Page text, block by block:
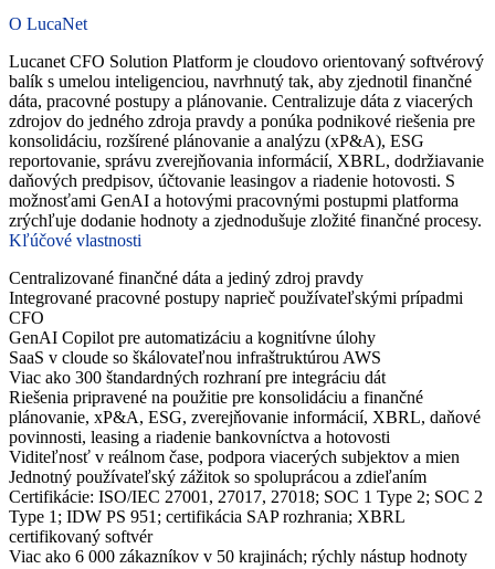
O LucaNet
Lucanet CFO Solution Platform je cloudovo orientovaný softvérový
balík s umelou inteligenciou, navrhnutý tak, aby zjednotil finančné
dáta, pracovné postupy a plánovanie. Centralizuje dáta z viacerých
zdrojov do jedného zdroja pravdy a ponúka podnikové riešenia pre
konsolidáciu, rozšírené plánovanie a analýzu (xP&A), ESG
reportovanie, správu zverejňovania informácií, XBRL, dodržiavanie
daňových predpisov, účtovanie leasingov a riadenie hotovosti. S
možnosťami GenAI a hotovými pracovnými postupmi platforma
zrýchľuje dodanie hodnoty a zjednodušuje zložité finančné procesy.
Kľúčové vlastnosti
Centralizované finančné dáta a jediný zdroj pravdy
Integrované pracovné postupy naprieč používateľskými prípadmi
CFO
GenAI Copilot pre automatizáciu a kognitívne úlohy
SaaS v cloude so škálovateľnou infraštruktúrou AWS
Viac ako 300 štandardných rozhraní pre integráciu dát
Riešenia pripravené na použitie pre konsolidáciu a finančné
plánovanie, xP&A, ESG, zverejňovanie informácií, XBRL, daňové
povinnosti, leasing a riadenie bankovníctva a hotovosti
Viditeľnosť v reálnom čase, podpora viacerých subjektov a mien
Jednotný používateľský zážitok so spoluprácou a zdieľaním
Certifikácie: ISO/IEC 27001, 27017, 27018; SOC 1 Type 2; SOC 2
Type 1; IDW PS 951; certifikácia SAP rozhrania; XBRL
certifikovaný softvér
Viac ako 6 000 zákazníkov v 50 krajinách; rýchly nástup hodnoty